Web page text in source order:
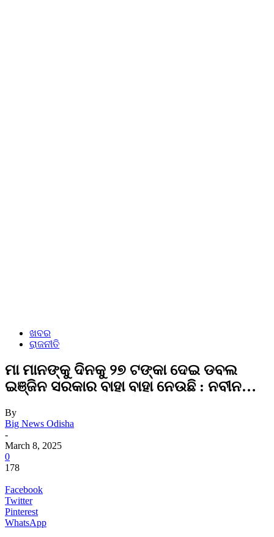
ଖବର
ରାଜନୀତି
ମା ମାନଙ୍କୁ ଦିନକୁ ୨୭ ଟଙ୍କା ଦେଇ ଡବଲ
ଇଞ୍ଜିନ ସରକାର ବାହା ବାହା ନେଉଛି : ନବୀନ…
By
Big News Odisha
-
March 8, 2025
0
178
Facebook
Twitter
Pinterest
WhatsApp